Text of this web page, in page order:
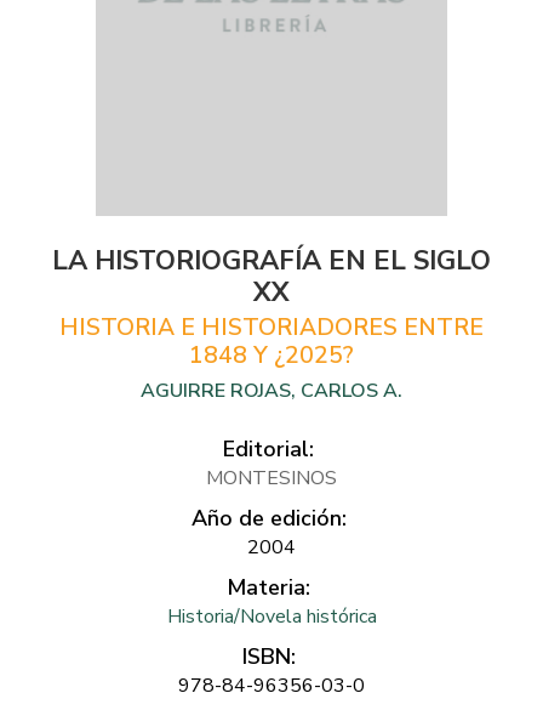
LA HISTORIOGRAFÍA EN EL SIGLO
XX
HISTORIA E HISTORIADORES ENTRE
1848 Y ¿2025?
AGUIRRE ROJAS, CARLOS A.
Editorial:
MONTESINOS
Año de edición:
2004
Materia:
Historia/Novela histórica
ISBN:
978-84-96356-03-0